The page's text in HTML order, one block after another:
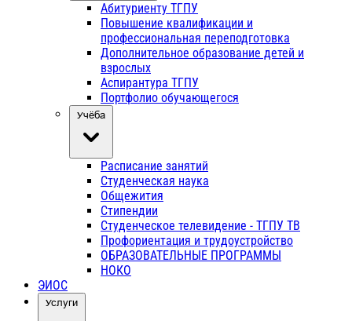
Абитуриенту ТГПУ
Повышение квалификации и
профессиональная переподготовка
Дополнительное образование детей и
взрослых
Аспирантура ТГПУ
Портфолио обучающегося
Учёба
Расписание занятий
Студенческая наука
Общежития
Стипендии
Студенческое телевидение - ТГПУ ТВ
Профориентация и трудоустройство
ОБРАЗОВАТЕЛЬНЫЕ ПРОГРАММЫ
НОКО
ЭИОС
Услуги